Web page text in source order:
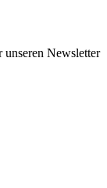
Newsletter